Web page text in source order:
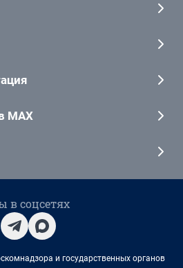
MAX
в соцсетях
и государственных органов